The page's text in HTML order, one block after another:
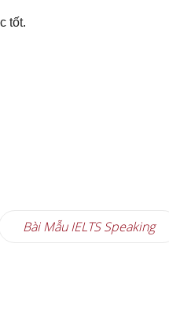
tốt.
Bài Mẫu IELTS Speaking